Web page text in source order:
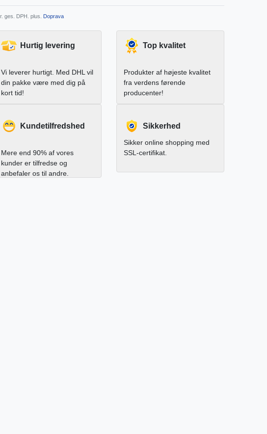
ges. DPH. plus. Doprava
Hurtig levering
Vi leverer hurtigt. Med DHL vil
din pakke være med dig på
kort tid!
Top kvalitet
Produkter af højeste kvalitet
fra verdens førende
producenter!
Kundetilfredshed
Mere end 90% af vores
kunder er tilfredse og
anbefaler os til andre.
Sikkerhed
Sikker online shopping med
SSL-certifikat.